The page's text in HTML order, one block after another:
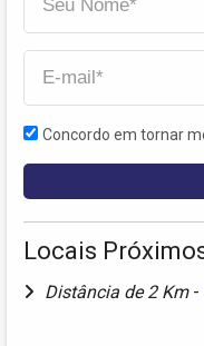
Concordo em tornar
Locais
Distância de 2 Km -